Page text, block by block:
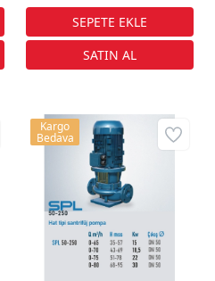
Kargo
Bedava